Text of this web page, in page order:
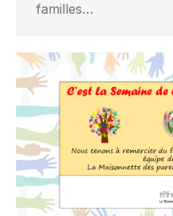
familles…